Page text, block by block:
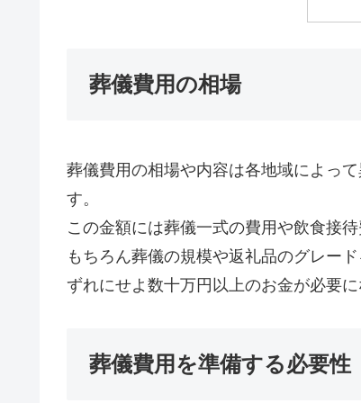
葬儀費用の相場
葬儀費用の相場や内容は各地域によっ
す。
この金額には葬儀一式の費用や飲食接
もちろん葬儀の規模や返礼品のグレー
ずれにせよ数十万円以上のお金が必要
葬儀費用を準備する必要性